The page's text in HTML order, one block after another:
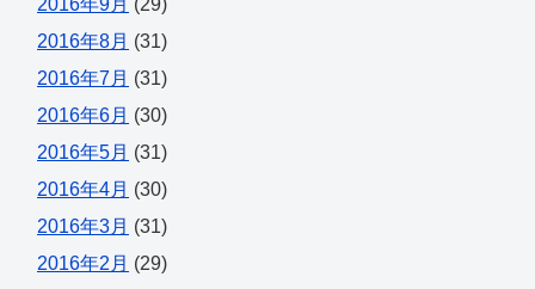
2016年9月 (29)
2016年8月 (31)
2016年7月 (31)
2016年6月 (30)
2016年5月 (31)
2016年4月 (30)
2016年3月 (31)
2016年2月 (29)